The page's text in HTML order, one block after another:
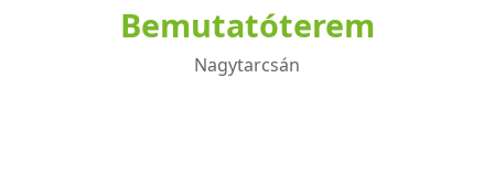
Bemutatóterem
Nagytarcsán